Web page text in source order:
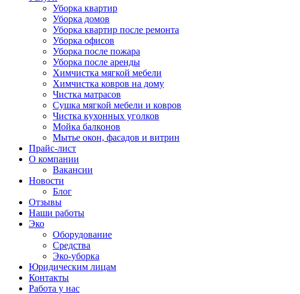
Уборка квартир
Уборка домов
Уборка квартир после ремонта
Уборка офисов
Уборка после пожара
Уборка после аренды
Химчистка мягкой мебели
Химчистка ковров на дому
Чистка матрасов
Сушка мягкой мебели и ковров
Чистка кухонных уголков
Мойка балконов
Мытье окон, фасадов и витрин
Прайс-лист
О компании
Вакансии
Новости
Блог
Отзывы
Наши работы
Эко
Оборудование
Средства
Эко-уборка
Юридическим лицам
Контакты
Работа у нас